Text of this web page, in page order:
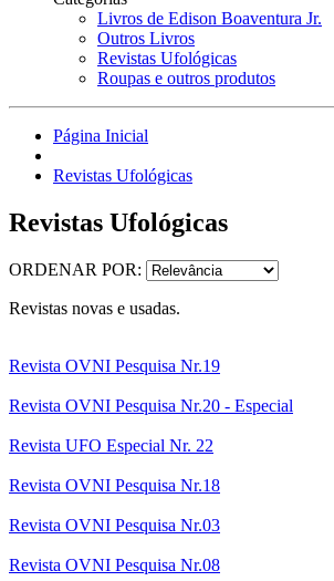
Livros de Edison Boaventura Jr.
Outros Livros
Revistas Ufológicas
Roupas e outros produtos
Página Inicial
Revistas Ufológicas
Revistas Ufológicas
ORDENAR POR:
Revistas novas e usadas.
Revista OVNI Pesquisa Nr.19
Revista OVNI Pesquisa Nr.20 - Especial
Revista UFO Especial Nr. 22
Revista OVNI Pesquisa Nr.18
Revista OVNI Pesquisa Nr.03
Revista OVNI Pesquisa Nr.08